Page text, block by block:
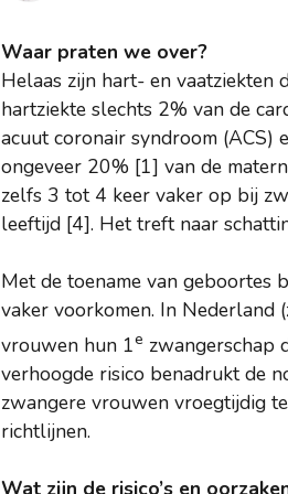
Waar praten we over?
Helaas zijn hart- en vaatziekten
hartziekte slechts 2% van de
acuut coronair syndroom (ACS)
ongeveer 20% [1] van de
zelfs 3 tot 4 keer vaker op bij
leeftijd [4]. Het treft naar
Met de toename van geboortes
vaker voorkomen. In
vrouwen hun 1e zwangerschap
verhoogde risico benadrukt de
zwangere vrouwen vroegtijdig
richtlijnen.
Wat zijn de risico’s en